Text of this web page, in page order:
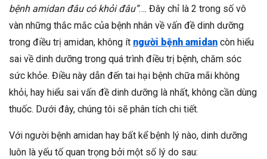
bệnh amidan đâu có khỏi đâu”…. Đây chỉ là 2 trong số vô
vàn những thắc mắc của bệnh nhân về vấn đề dinh dưỡng
trong điều trị amidan, không ít người bệnh amidan còn hiểu
sai về dinh dưỡng trong quá trình điều trị bệnh, chăm sóc
sức khỏe. Điều này dẫn đến tai hại bệnh chữa mãi không
khỏi, hay hiểu sai vấn đề dinh dưỡng là nhất, không cần dùng
thuốc. Dưới đây, chúng tôi sẽ phân tích chi tiết.
Với người bệnh amidan hay bất kể bệnh lý nào, dinh dưỡng
luôn là yếu tố quan trọng bởi một số lý do sau: